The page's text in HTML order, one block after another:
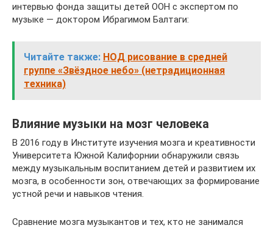
интервью фонда защиты детей ООН с экспертом по
музыке — доктором Ибрагимом Балтаги:
Читайте также: НОД рисование в средней
группе «Звёздное небо» (нетрадиционная
техника)
Влияние музыки на мозг человека
В 2016 году в Институте изучения мозга и креативности
Университета Южной Калифорнии обнаружили связь
между музыкальным воспитанием детей и развитием их
мозга, в особенности зон, отвечающих за формирование
устной речи и навыков чтения.
Сравнение мозга музыкантов и тех, кто не занимался